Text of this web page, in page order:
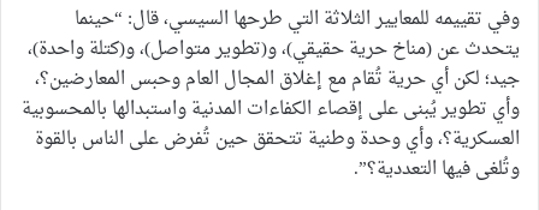
وفي تقييمه للمعايير الثلاثة التي طرحها السيسي، قال: “حينما
يتحدث عن (مناخ حرية حقيقي)، و(تطوير متواصل)، و(كتلة واحدة)،
جيد؛ لكن أي حرية تُقام مع إغلاق المجال العام وحبس المعارضين؟،
وأي تطوير يُبنى على إقصاء الكفاءات المدنية واستبدالها بالمحسوبية
العسكرية؟، وأي وحدة وطنية تتحقق حين تُفرض على الناس بالقوة
وتُلغى فيها التعددية؟”.